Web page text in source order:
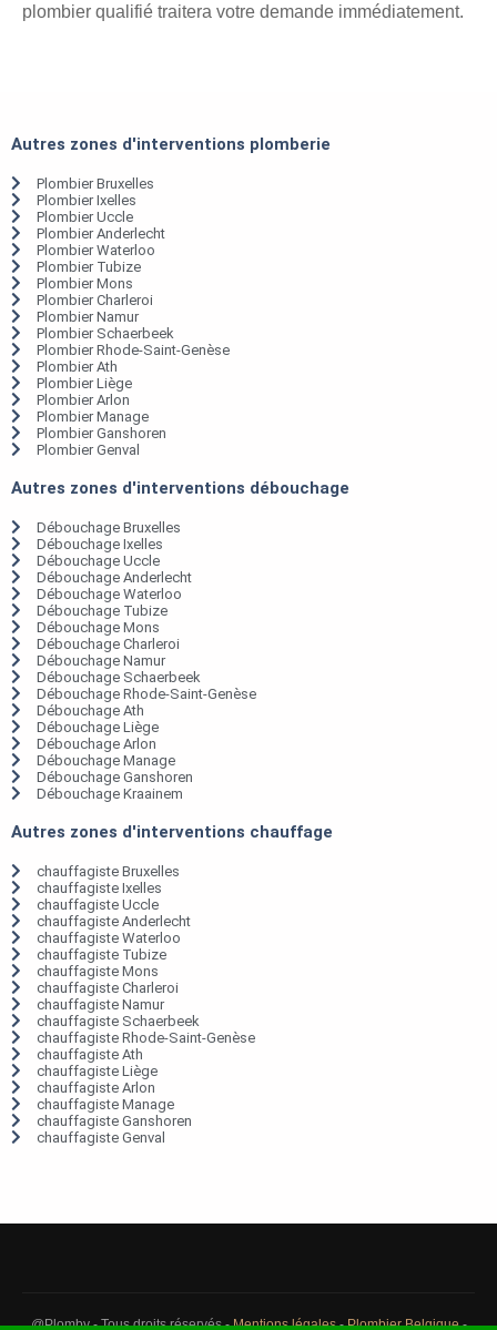
plombier qualifié traitera votre demande immédiatement.
Autres zones d'interventions plomberie
Plombier Bruxelles
Plombier Ixelles
Plombier Uccle
Plombier Anderlecht
Plombier Waterloo
Plombier Tubize
Plombier Mons
Plombier Charleroi
Plombier Namur
Plombier Schaerbeek
Plombier Rhode-Saint-Genèse
Plombier Ath
Plombier Liège
Plombier Arlon
Plombier Manage
Plombier Ganshoren
Plombier Genval
Autres zones d'interventions débouchage
Débouchage Bruxelles
Débouchage Ixelles
Débouchage Uccle
Débouchage Anderlecht
Débouchage Waterloo
Débouchage Tubize
Débouchage Mons
Débouchage Charleroi
Débouchage Namur
Débouchage Schaerbeek
Débouchage Rhode-Saint-Genèse
Débouchage Ath
Débouchage Liège
Débouchage Arlon
Débouchage Manage
Débouchage Ganshoren
Débouchage Kraainem
Autres zones d'interventions chauffage
chauffagiste Bruxelles
chauffagiste Ixelles
chauffagiste Uccle
chauffagiste Anderlecht
chauffagiste Waterloo
chauffagiste Tubize
chauffagiste Mons
chauffagiste Charleroi
chauffagiste Namur
chauffagiste Schaerbeek
chauffagiste Rhode-Saint-Genèse
chauffagiste Ath
chauffagiste Liège
chauffagiste Arlon
chauffagiste Manage
chauffagiste Ganshoren
chauffagiste Genval
@Plomby - Tous droits réservés -Mentions légales-Plombier Belgique-